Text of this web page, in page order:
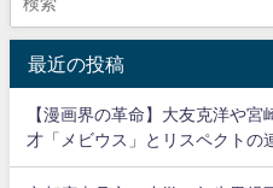
最近の投稿
【漫画界の革命】大友克洋や
才「メビウス」とリスペクトの